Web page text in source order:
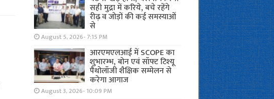
सही मुद्रा में करिये, बचे रहेंगे
रीढ़ व जोड़ों की कई समस्याओं
से
August 5, 2026- 7:15 PM
आरएमएलआई में SCOPE का
शुभारम्भ, बोन एवं सॉफ्ट टिश्यू
पैथोलॉजी शैक्षिक सम्मेलन से
करेगा आगाज
August 3, 2026- 10:09 PM